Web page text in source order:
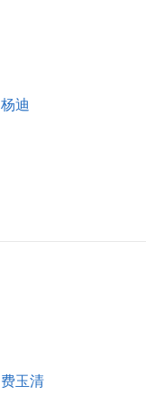
杨迪
费玉清